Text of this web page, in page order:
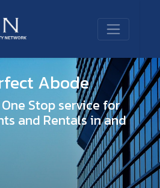
Abode
Stop service for
and Rentals in and